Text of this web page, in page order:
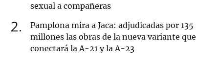
sexual a compañeras
2
Pamplona mira a Jaca: adjudicadas por 135
millones las obras de la nueva variante que
conectará la A-21 y la A-23